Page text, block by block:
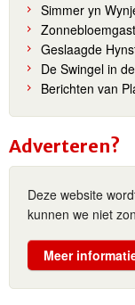
Simmer yn
Geslaagde
De Swingel in
Berichten van
Adverteren?
Deze website
kunnen we niet
Meer